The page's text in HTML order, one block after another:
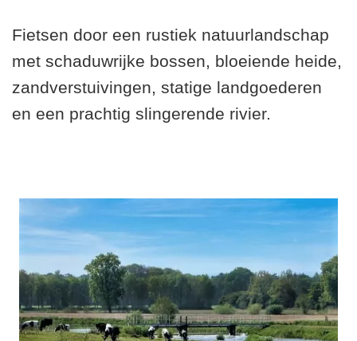
Fietsen door een rustiek natuurlandschap
met schaduwrijke bossen, bloeiende heide,
zandverstuivingen, statige landgoederen
en een prachtig slingerende rivier.